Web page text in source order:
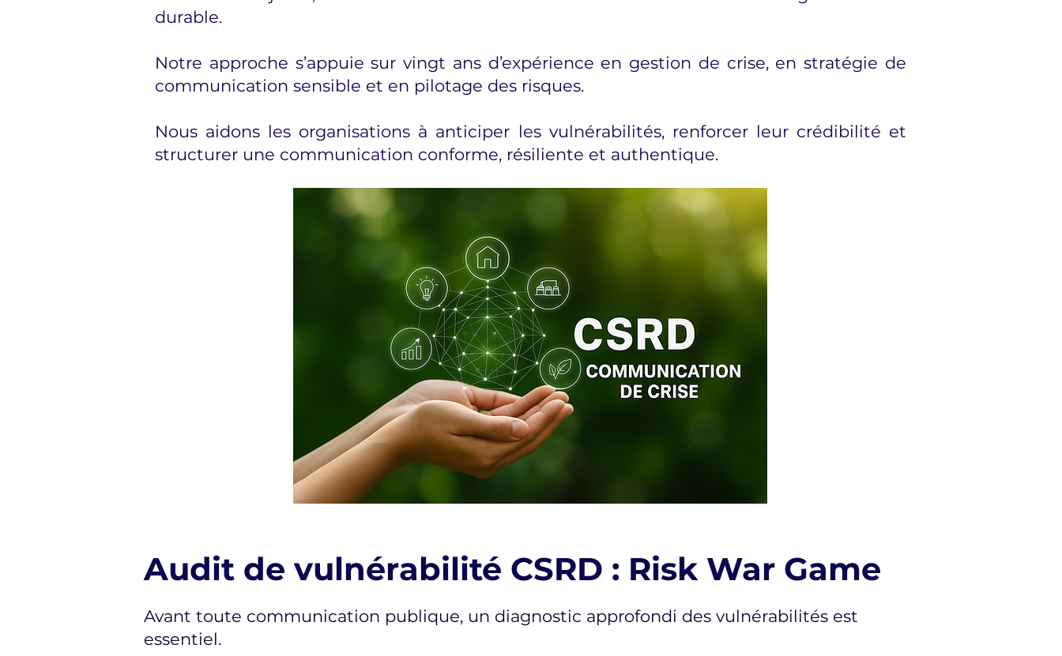
durable.
Notre approche s’appuie sur vingt ans d’expérience en gestion de crise, en stratégie de
communication sensible et en pilotage des risques.
Nous aidons les organisations à anticiper les vulnérabilités, renforcer leur crédibilité et
structurer une communication conforme, résiliente et authentique.
Audit de vulnérabilité CSRD : Risk War Game
Avant toute communication publique, un diagnostic approfondi des vulnérabilités est
essentiel.